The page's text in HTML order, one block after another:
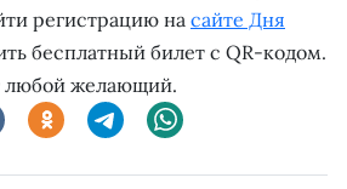
регистрацию на сайте Дня
бесплатный билет с QR-кодом.
любой желающий.